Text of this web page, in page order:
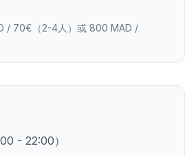
/ 70€（2-4人）或 800 MAD /
- 22:00）